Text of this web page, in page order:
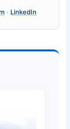
· LinkedIn